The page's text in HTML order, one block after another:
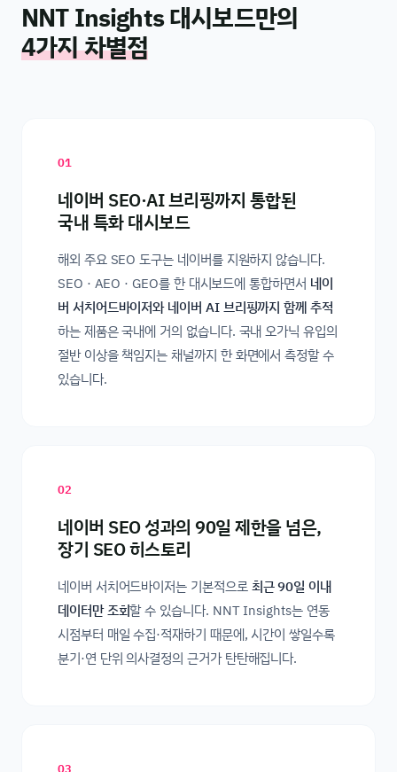
NNT Insights 대시보드만의
4가지 차별점
01
네이버 SEO·AI 브리핑까지 통합된
국내 특화 대시보드
해외 주요 SEO 도구는 네이버를 지원하지 않습니다.
SEO · AEO · GEO를 한 대시보드에 통합하면서 네이
버 서치어드바이저와 네이버 AI 브리핑까지 함께 추적
하는 제품은 국내에 거의 없습니다. 국내 오가닉 유입의
절반 이상을 책임지는 채널까지 한 화면에서 측정할 수
있습니다.
02
네이버 SEO 성과의 90일 제한을 넘은,
장기 SEO 히스토리
네이버 서치어드바이저는 기본적으로 최근 90일 이내
데이터만 조회할 수 있습니다. NNT Insights는 연동
시점부터 매일 수집·적재하기 때문에, 시간이 쌓일수록
분기·연 단위 의사결정의 근거가 탄탄해집니다.
03